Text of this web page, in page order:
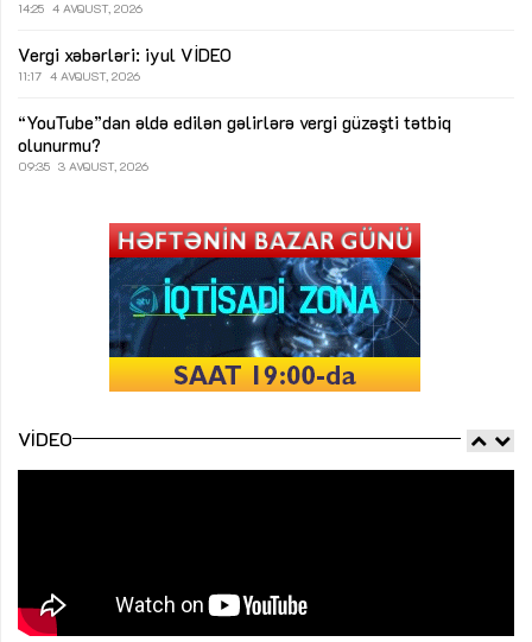
14:25 4 AVQUST, 2026
Vergi xəbərləri: iyul VİDEO
11:17 4 AVQUST, 2026
“YouTube”dan əldə edilən gəlirlərə vergi güzəşti tətbiq
olunurmu?
09:35 3 AVQUST, 2026
VIDEO